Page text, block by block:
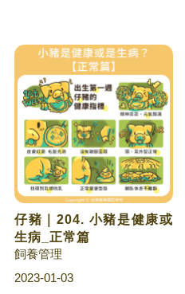
仔豬｜204. 小豬是健康或
生病_正常篇
飼養管理
2023-01-03